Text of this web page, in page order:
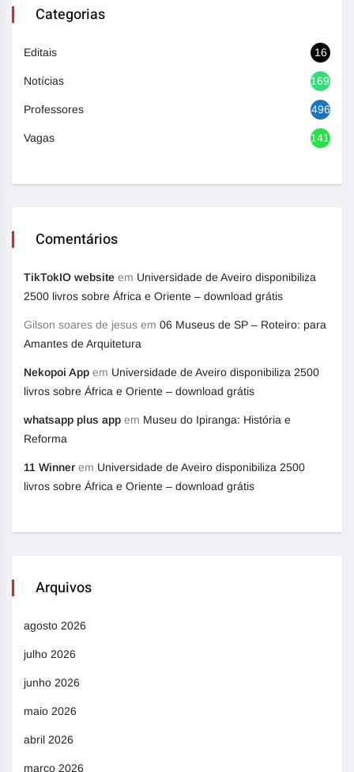
Categorias
Editais 16
Notícias 1692
Professores 496
Vagas 1416
Comentários
TikTokIO website em Universidade de Aveiro disponibiliza
2500 livros sobre África e Oriente – download grátis
Gilson soares de jesus em 06 Museus de SP – Roteiro: para
Amantes de Arquitetura
Nekopoi App em Universidade de Aveiro disponibiliza 2500
livros sobre África e Oriente – download grátis
whatsapp plus app em Museu do Ipiranga: História e
Reforma
11 Winner em Universidade de Aveiro disponibiliza 2500
livros sobre África e Oriente – download grátis
Arquivos
agosto 2026
julho 2026
junho 2026
maio 2026
abril 2026
março 2026